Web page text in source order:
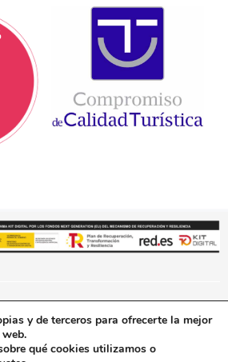
S.L. Reservados todos los derechos. –
de Privacidad
–Términos y Condiciones de Compra
y de terceros para ofrecerte la mejor
qué cookies utilizamos o